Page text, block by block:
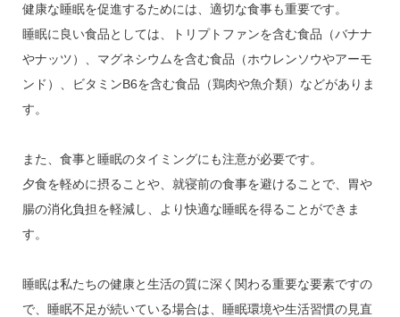
健康な睡眠を促進するためには、適切な食事も重要です。
睡眠に良い食品としては、トリプトファンを含む食品（バナナ
やナッツ）、マグネシウムを含む食品（ホウレンソウやアーモ
ンド）、ビタミンB6を含む食品（鶏肉や魚介類）などがありま
す。
また、食事と睡眠のタイミングにも注意が必要です。
夕食を軽めに摂ることや、就寝前の食事を避けることで、胃や
腸の消化負担を軽減し、より快適な睡眠を得ることができま
す。
睡眠は私たちの健康と生活の質に深く関わる重要な要素ですの
で、睡眠不足が続いている場合は、睡眠環境や生活習慣の見直